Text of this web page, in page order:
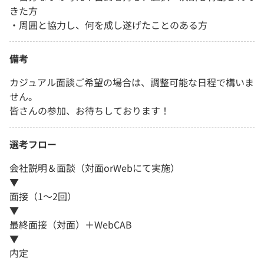
きた方
・周囲と協力し、何を成し遂げたことのある方
備考
カジュアル面談ご希望の場合は、調整可能な日程で構いま
せん。
皆さんの参加、お待ちしております！
選考フロー
会社説明＆面談（対面orWebにて実施）
▼
面接（1〜2回）
▼
最終面接（対面）＋WebCAB
▼
内定